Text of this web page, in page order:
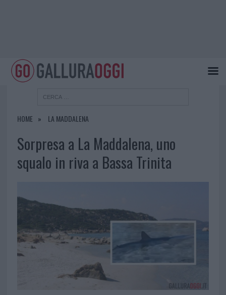
HOME LA MADDALENA
Sorpresa a La Maddalena, uno
squalo in riva a Bassa Trinita